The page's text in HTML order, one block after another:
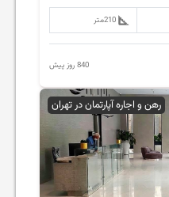
210متر
840 روز پیش
رهن و اجاره آپارتمان در تهران